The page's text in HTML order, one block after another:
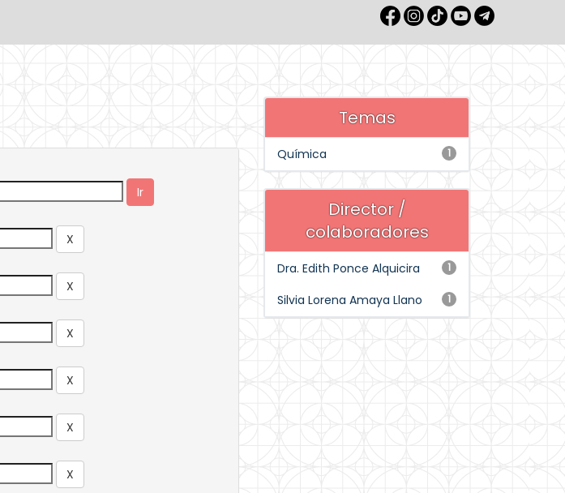
Temas
1
Química
Director /
colaboradores
1
Dra. Edith Ponce Alquicira
1
Silvia Lorena Amaya Llano